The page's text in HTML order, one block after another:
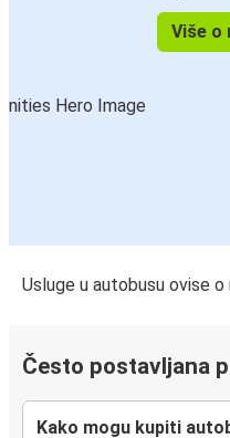
Više o
Usluge u autobusu ovise
Često postavljana
Kako mogu kupiti